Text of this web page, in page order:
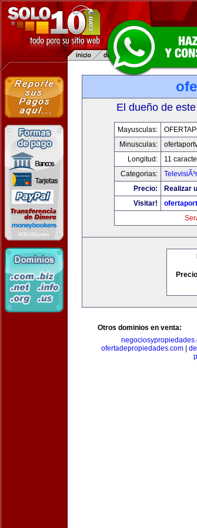
El dueño de
Mayusculas:
Minusculas:
Longitud:
11
Categorias:
Precio:
Realizar
Visitar!
Otros dominios en venta:
ofertadepropiedades.com